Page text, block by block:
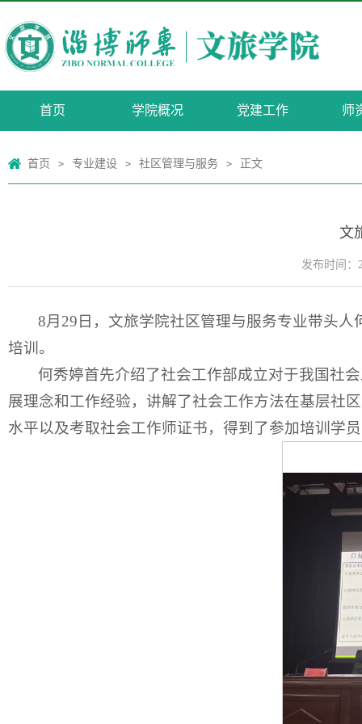
首页 学院概况 党建工作 师
首页 > 专业建设 > 社区管理与服务 > 正文
文
发布时间：
8月29日，文旅学院社区管理与服务专业带头
培训。
何秀婷首先介绍了社会工作部成立对于我国社
展理念和工作经验，讲解了社会工作方法在基层社
水平以及考取社会工作师证书，得到了参加培训学